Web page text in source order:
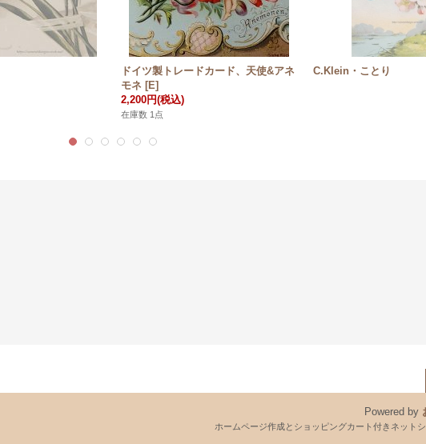
ドイツ製トレードカード、天使&アネ
モネ [E]
2,200円(税込)
在庫数 1点
C.Klein・ことり
Powered by
ホームページ作成とショッピングカート付きネット